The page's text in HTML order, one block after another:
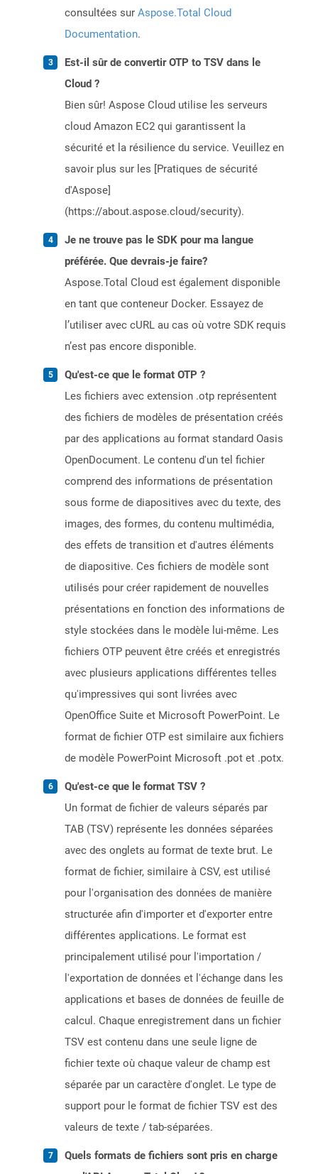
consultées sur Aspose.Total Cloud
Documentation.
Est-il sûr de convertir OTP to TSV dans le
Cloud ?
Bien sûr! Aspose Cloud utilise les serveurs
cloud Amazon EC2 qui garantissent la
sécurité et la résilience du service. Veuillez en
savoir plus sur les [Pratiques de sécurité
d'Aspose]
(https://about.aspose.cloud/security).
Je ne trouve pas le SDK pour ma langue
préférée. Que devrais-je faire?
Aspose.Total Cloud est également disponible
en tant que conteneur Docker. Essayez de
l’utiliser avec cURL au cas où votre SDK requis
n’est pas encore disponible.
Qu'est-ce que le format OTP ?
Les fichiers avec extension .otp représentent
des fichiers de modèles de présentation créés
par des applications au format standard Oasis
OpenDocument. Le contenu d'un tel fichier
comprend des informations de présentation
sous forme de diapositives avec du texte, des
images, des formes, du contenu multimédia,
des effets de transition et d'autres éléments
de diapositive. Ces fichiers de modèle sont
utilisés pour créer rapidement de nouvelles
présentations en fonction des informations de
style stockées dans le modèle lui-même. Les
fichiers OTP peuvent être créés et enregistrés
avec plusieurs applications différentes telles
qu'impressives qui sont livrées avec
OpenOffice Suite et Microsoft PowerPoint. Le
format de fichier OTP est similaire aux fichiers
de modèle PowerPoint Microsoft .pot et .potx.
Qu'est-ce que le format TSV ?
Un format de fichier de valeurs séparés par
TAB (TSV) représente les données séparées
avec des onglets au format de texte brut. Le
format de fichier, similaire à CSV, est utilisé
pour l'organisation des données de manière
structurée afin d'importer et d'exporter entre
différentes applications. Le format est
principalement utilisé pour l'importation /
l'exportation de données et l'échange dans les
applications et bases de données de feuille de
calcul. Chaque enregistrement dans un fichier
TSV est contenu dans une seule ligne de
fichier texte où chaque valeur de champ est
séparée par un caractère d'onglet. Le type de
support pour le format de fichier TSV est des
valeurs de texte / tab-séparées.
Quels formats de fichiers sont pris en charge